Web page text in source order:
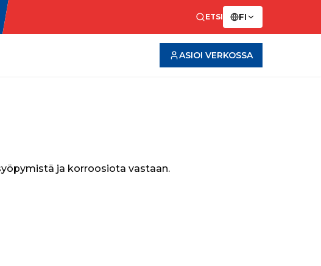
ETSI FI
ASIOI VERKOSSA
ja korroosiota vastaan.